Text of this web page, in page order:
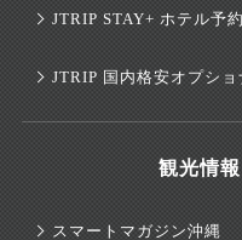
JTRIP STAY+ ホテル予約
JTRIP 国内格安オプシ
観光情
スマートマガジン沖縄